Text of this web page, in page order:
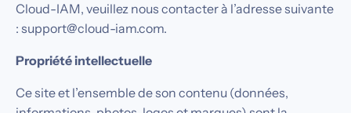
Cloud-IAM, veuillez nous contacter à l’adresse suivante
: support@cloud-iam.com.
Propriété intellectuelle
Ce site et l’ensemble de son contenu (données,